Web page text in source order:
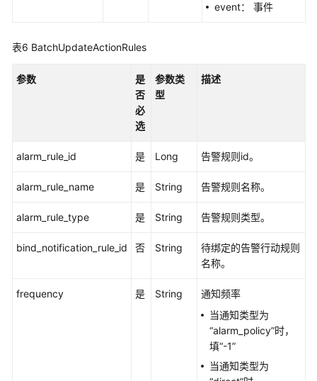
户
域）
API
考
卡
域）
event： 事件
表6 BatchUpdateActionRules
参数
是
否
必
选
参数类
型
描述
alarm_rule_id 是 Long 告警规则id。
alarm_rule_name 是 String 告警规则名称。
alarm_rule_type 是 String 告警规则类型。
bind_notification_rule_id 否 String
待绑定的告警行动规则
名称。
frequency 是 String
通知频率
当通知类型为
“alarm_policy”时，
填“-1”
当通知类型为